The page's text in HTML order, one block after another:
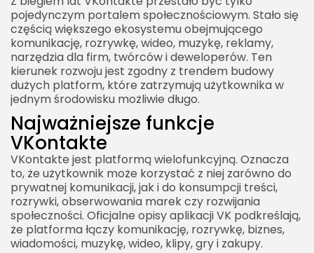
pojedynczym portalem społecznościowym. Stało się
częścią większego ekosystemu obejmującego
komunikację, rozrywkę, wideo, muzykę, reklamy,
narzędzia dla firm, twórców i deweloperów. Ten
kierunek rozwoju jest zgodny z trendem budowy
dużych platform, które zatrzymują użytkownika w
jednym środowisku możliwie długo.
Najważniejsze funkcje
VKontakte
VKontakte jest platformą wielofunkcyjną. Oznacza
to, że użytkownik może korzystać z niej zarówno do
prywatnej komunikacji, jak i do konsumpcji treści,
rozrywki, obserwowania marek czy rozwijania
społeczności. Oficjalne opisy aplikacji VK podkreślają,
że platforma łączy komunikację, rozrywkę, biznes,
wiadomości, muzykę, wideo, klipy, gry i zakupy.